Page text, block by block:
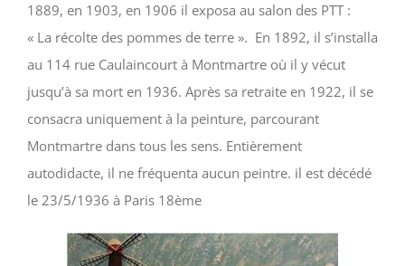
1889, en 1903, en 1906 il exposa au salon des PTT :
« La récolte des pommes de terre ». En 1892, il s’installa
au 114 rue Caulaincourt à Montmartre où il y vécut
jusqu’à sa mort en 1936. Après sa retraite en 1922, il se
consacra uniquement à la peinture, parcourant
Montmartre dans tous les sens. Entièrement
autodidacte, il ne fréquenta aucun peintre. il est décédé
le 23/5/1936 à Paris 18ème